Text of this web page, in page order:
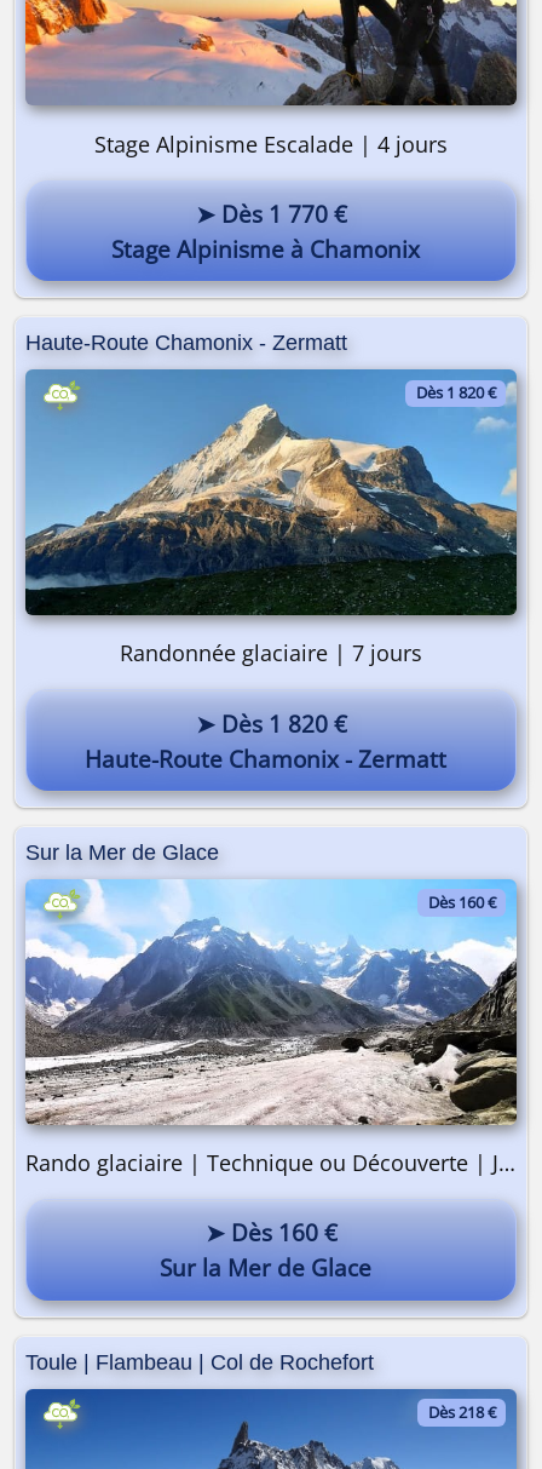
Stage Alpinisme Escalade | 4 jours
➤ Dès 1 770 €
Stage Alpinisme à Chamonix
Haute-Route Chamonix - Zermatt
Dès 1 820 €
Randonnée glaciaire | 7 jours
➤ Dès 1 820 €
Haute-Route Chamonix - Zermatt
Sur la Mer de Glace
Dès 160 €
Rando glaciaire | Technique ou Découverte | Journée
➤ Dès 160 €
Sur la Mer de Glace
Toule | Flambeau | Col de Rochefort
Dès 218 €